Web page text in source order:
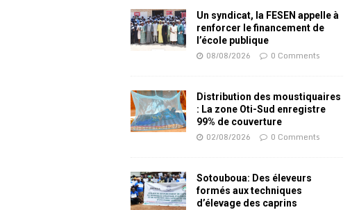
Un syndicat, la FESEN appelle à
renforcer le financement de
l’école publique
08/08/2026 0 Comments
Distribution des moustiquaires
: La zone Oti-Sud enregistre
99% de couverture
02/08/2026 0 Comments
Sotouboua: Des éleveurs
formés aux techniques
d’élevage des caprins